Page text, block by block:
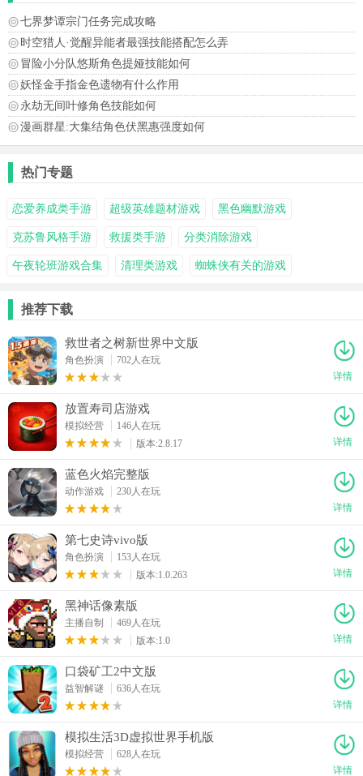
七界梦谭宗门任务完成攻略
时空猎人·觉醒异能者最强技能搭配怎么弄
冒险小分队悠斯角色提娅技能如何
妖怪金手指金色遗物有什么作用
永劫无间叶修角色技能如何
漫画群星:大集结角色伏黑惠强度如何
热门专题
恋爱养成类手游 超级英雄题材游戏 黑色幽默游戏
克苏鲁风格手游 救援类手游 分类消除游戏
午夜轮班游戏合集 清理类游戏 蜘蛛侠有关的游戏
推荐下载
救世者之树新世界中文版
角色扮演
702人在玩
详情
放置寿司店游戏
模拟经营
146人在玩
版本:2.8.17
详情
蓝色火焰完整版
动作游戏
230人在玩
详情
第七史诗vivo版
角色扮演
153人在玩
版本:1.0.263
详情
黑神话像素版
主播自制
469人在玩
版本:1.0
详情
口袋矿工2中文版
益智解谜
636人在玩
详情
模拟生活3D虚拟世界手机版
模拟经营
628人在玩
详情